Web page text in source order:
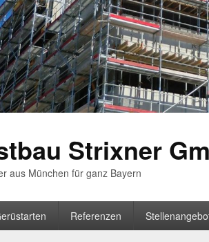
Strixner
aus München für ganz Bayern
Referenzen